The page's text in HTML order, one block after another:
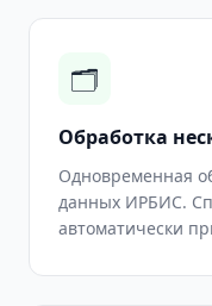
🗂
Обработка
Одновременная
данных ИРБИС.
автоматически